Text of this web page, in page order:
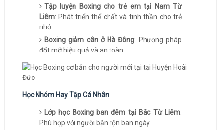
Tập luyện Boxing cho trẻ em tại Nam Từ
Liêm: Phát triển thể chất và tinh thần cho trẻ
nhỏ.
Boxing giảm cân ở Hà Đông: Phương pháp
đốt mỡ hiệu quả và an toàn.
Học Nhóm Hay Tập Cá Nhân
Lớp học Boxing ban đêm tại Bắc Từ Liêm:
Phù hợp với người bận rộn ban ngày.